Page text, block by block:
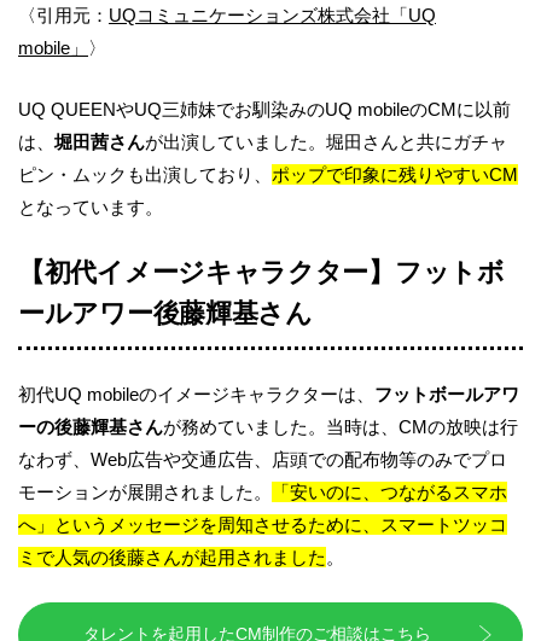
〈引用元： UQコミュニケーションズ株式会社「UQ
mobile」
〉
UQ QUEENやUQ三姉妹でお馴染みのUQ mobileのCMに以前
は、堀田茜さんが出演していました。堀田さんと共にガチャ
ピン・ムックも出演しており、 ポップで印象に残りやすいCM
となっています。
【初代イメージキャラクター】フットボ
ールアワー後藤輝基さん
初代UQ mobileのイメージキャラクターは、 フットボールアワ
ーの後藤輝基さんが務めていました。当時は、CMの放映は行
なわず、Web広告や交通広告、店頭での配布物等のみでプロ
モーションが展開されました。
「安いのに、つながるスマホ
へ」というメッセージを周知させるために、スマートツッコ
ミで人気の後藤さんが起用されました 。
タレントを起用したCM制作のご相談はこちら